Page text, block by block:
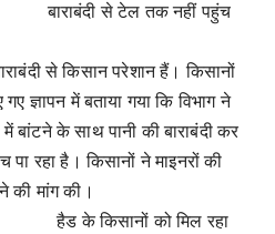
बाराबंदी से टेल तक नहीं पहुंच
से किसान परेशान हैं। किसानों
ज्ञापन में बताया गया कि विभाग ने
बांटने के साथ पानी की बाराबंदी कर
रहा है। किसानों ने माइनरों की
की मांग की।
हैड के किसानों को मिल रहा